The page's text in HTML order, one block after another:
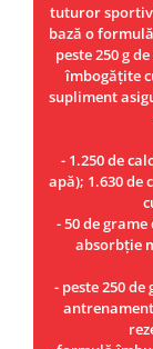
tuturor
bază o
peste 250 g
îmbogățite
supliment
- 1.250 de
apă); 1.630 de
- 50 de
absorbție
- peste 250